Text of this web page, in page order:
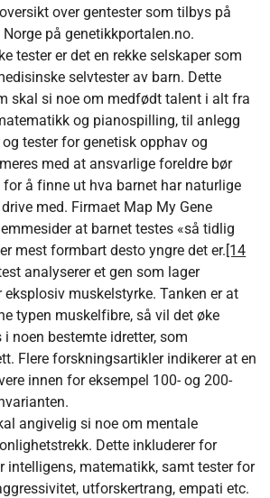
over gentester som tilbys på
på genetikkportalen.no.
tester er det en rekke selskaper som
selvtester av barn. Dette
skal si noe om medfødt talent i alt fra
og pianospilling, til anlegg
tester for genetisk opphav og
med at ansvarlige foreldre bør
å finne ut hva barnet har naturlige
med. Firmaet Map My Gene
at barnet testes «så tidlig
mest formbart desto yngre det er.[14
analyserer et gen som lager
muskelstyrke. Tanken er at
typen muskelfibre, så vil det øke
noen bestemte idretter, som
Flere forskningsartikler indikerer at en
innen for eksempel 100- og 200-
angivelig si noe om mentale
Dette inkluderer for
intelligens, matematikk, samt tester for
utforskertrang, empati etc.